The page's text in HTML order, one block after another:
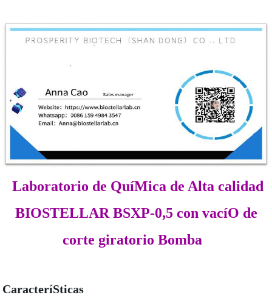
Laboratorio de QuíMica de Alta calidad
BIOSTELLAR BSXP-0,5 con vacíO de
corte giratorio Bomba
CaracteríSticas